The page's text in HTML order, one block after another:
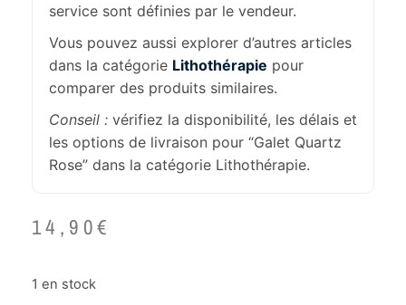
service sont définies par le vendeur.
Vous pouvez aussi explorer d’autres articles
dans la catégorie Lithothérapie pour
comparer des produits similaires.
Conseil : vérifiez la disponibilité, les délais et
les options de livraison pour “Galet Quartz
Rose” dans la catégorie Lithothérapie.
14,90€
1 en stock